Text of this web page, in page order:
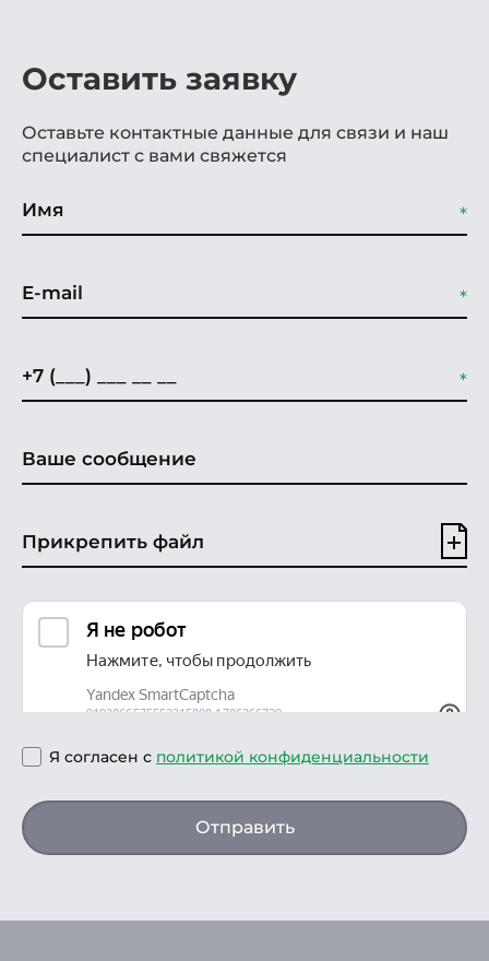
Оставить заявку
Оставьте контактные данные для связи и наш
специалист с вами свяжется
Прикрепить файл
Я согласен с политикой конфиденциальности
Отправить